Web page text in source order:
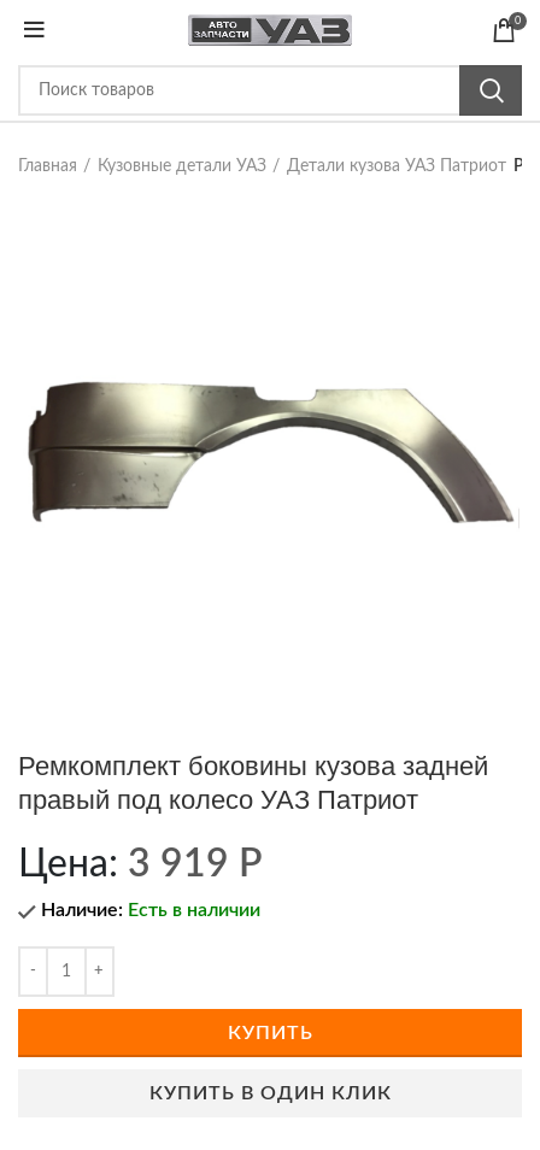
0
Главная Кузовные детали УАЗ Детали кузова УАЗ Патриот
Ремкомплект боковины кузова задней
правый под колесо УАЗ Патриот
Цена: 3 919 Р
Наличие: Есть в наличии
КУПИТЬ
КУПИТЬ В ОДИН КЛИК